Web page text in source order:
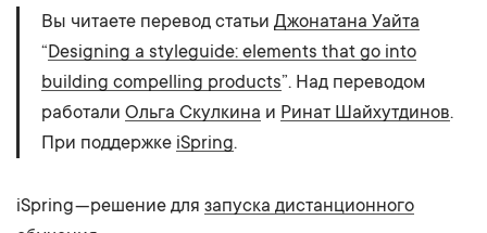
Вы читаете перевод статьи Джонатана Уайта
“ Designing a styleguide: elements that go into
building compelling products”. Над переводом
работали Ольга Скулкина и Ринат Шайхутдинов.
При поддержке iSpring.
iSpring — решение для запуска дистанционного